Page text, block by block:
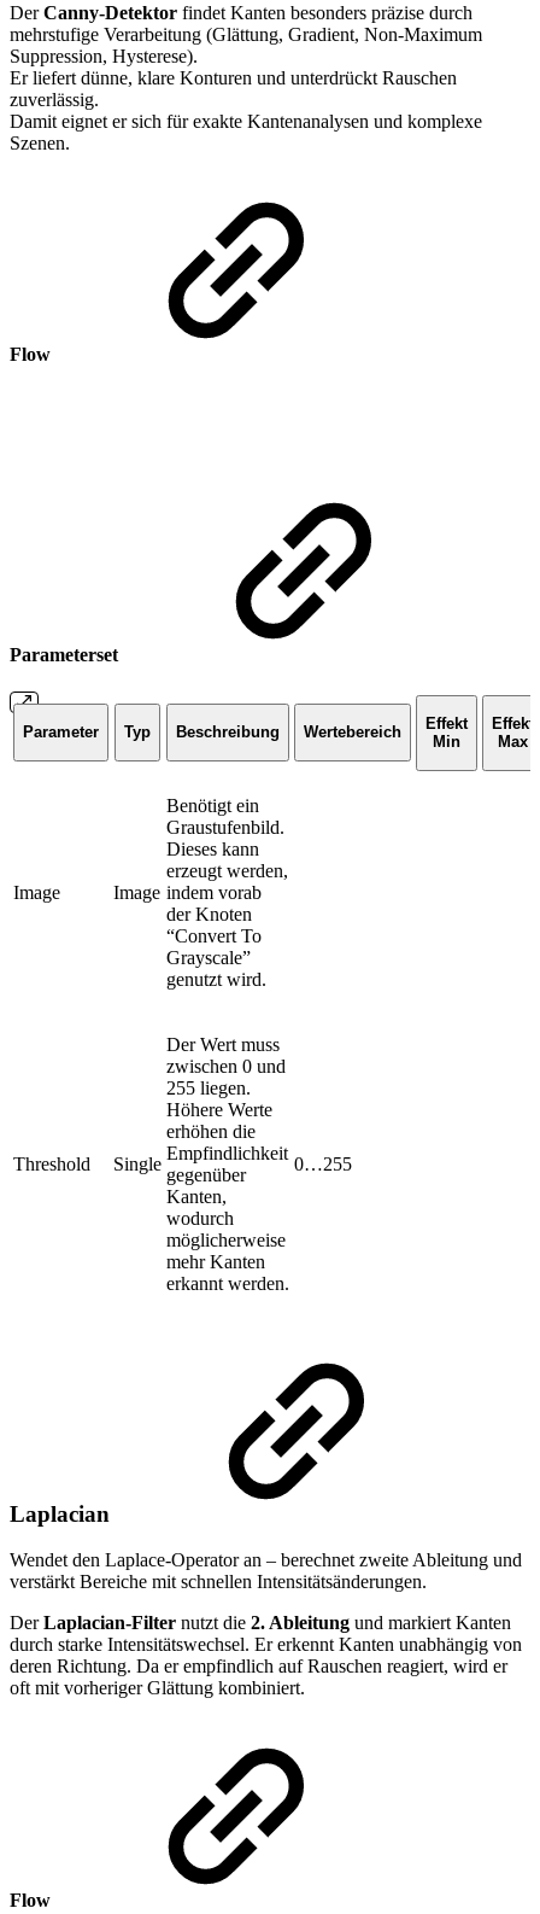
DerCanny-Detektor findet Kanten besonders präzise durch
mehrstufige Verarbeitung (Glättung, Gradient, Non-Maximum
Suppression, Hysterese).
Er liefert dünne, klare Konturen und unterdrückt Rauschen
zuverlässig.
Damit eignet er sich für exakte Kantenanalysen und komplexe
Szenen.
Flow
Parameterset
Parameter Typ Beschreibung Wertebereich
Effekt
Min
Effekt
Max
Image Image
Benötigt ein
Graustufenbild.
Dieses kann
erzeugt werden,
indem vorab
der Knoten
“Convert To
Grayscale”
genutzt wird.
Threshold Single
Der Wert muss
zwischen 0 und
255 liegen.
Höhere Werte
erhöhen die
Empfindlichkeit
gegenüber
Kanten,
wodurch
möglicherweise
mehr Kanten
erkannt werden.
0…255
Laplacian
Wendet den Laplace-Operator an – berechnet zweite Ableitung und
verstärkt Bereiche mit schnellen Intensitätsänderungen.
DerLaplacian-Filter nutzt die 2. Ableitung und markiert Kanten
durch starke Intensitätswechsel. Er erkennt Kanten unabhängig von
deren Richtung. Da er empfindlich auf Rauschen reagiert, wird er
oft mit vorheriger Glättung kombiniert.
Flow